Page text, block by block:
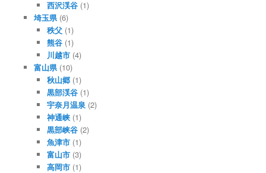
西沢渓谷 (1)
埼玉県(6)
秩父 (1)
熊谷 (1)
川越市 (4)
富山県(10)
秋山郷 (1)
黒部渓谷 (1)
宇奈月温泉 (2)
神通峡 (1)
黒部峡谷 (2)
魚津市 (1)
富山市 (3)
高岡市 (1)